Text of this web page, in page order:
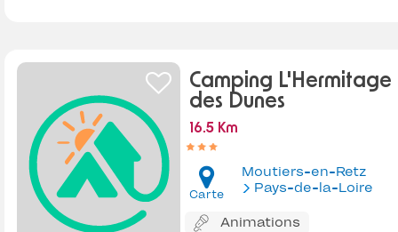
Camping L'Hermitage
des Dunes
16.5 Km
Carte
Moutiers-en-Retz
Pays-de-la-Loire
Animations